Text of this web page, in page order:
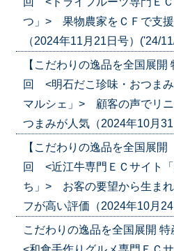
つ」> 果物農家をＣＦで支
（2024年11月21日号）('24/
【こだわりの逸品を全国展開
回 <明石だこ珍味・おつま
マルシェ」> 顧客の声でリ
つまみが人気（2024年10月
【こだわりの逸品を全国展
回 <近江牛専門ＥＣサイト
ち」> お客の要望から生ま
フが高い評価（2024年10月
こだわりの逸品を全国展開